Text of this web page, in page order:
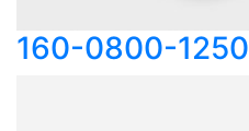
160-0800-1250